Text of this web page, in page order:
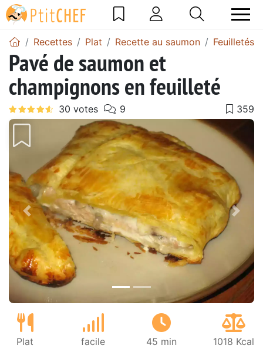
Recettes Plat Recette au saumon Feuilletés
Pavé de saumon et
champignons en feuilleté
Précédent
Plat facile 45 min 1018 Kcal